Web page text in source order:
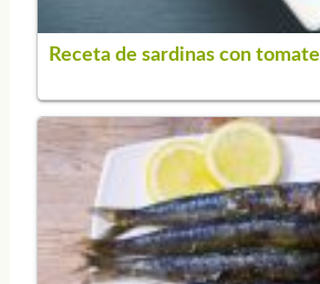
Receta de sardinas con tomate